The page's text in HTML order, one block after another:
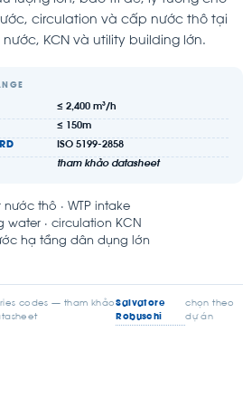
circulation và cấp nước thô tại
KCN và utility building lớn.
≤ 2,400 m³/h
≤ 150m
ISO 5199-2858
tham khảo datasheet
nước thô · WTP intake
water · circulation KCN
hạ tầng dân dụng lớn
codes — tham khảo Salvatore
Robuschi
chọn theo
dự án